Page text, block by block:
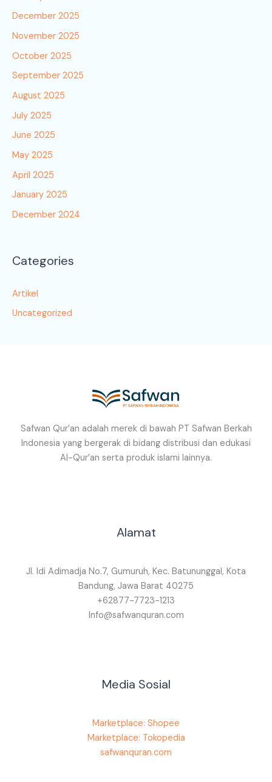
December 2025
November 2025
October 2025
September 2025
August 2025
July 2025
June 2025
May 2025
April 2025
January 2025
December 2024
Categories
Artikel
Uncategorized
Safwan Qur’an adalah merek di bawah PT Safwan Berkah
Indonesia yang bergerak di bidang distribusi dan edukasi
Al-Qur’an serta produk islami lainnya.
Alamat
Jl. Idi Adimadja No.7, Gumuruh, Kec. Batununggal, Kota
Bandung, Jawa Barat 40275
+62877-7723-1213
Info@safwanquran.com
Media Sosial
Marketplace: Shopee
Marketplace: Tokopedia
safwanquran.com